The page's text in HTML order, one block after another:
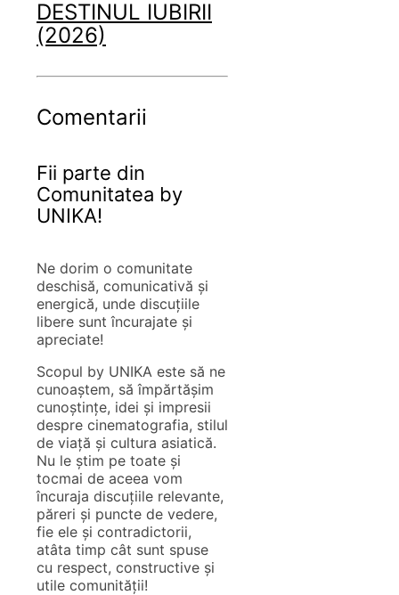
DESTINUL IUBIRII
(2026)
Comentarii
Fii parte din
Comunitatea by
UNIKA!
Ne dorim o comunitate
deschisă, comunicativă și
energică, unde discuțiile
libere sunt încurajate și
apreciate!
Scopul by UNIKA este să ne
cunoaștem, să împărtășim
cunoștințe, idei și impresii
despre cinematografia, stilul
de viață și cultura asiatică.
Nu le știm pe toate și
tocmai de aceea vom
încuraja discuțiile relevante,
păreri și puncte de vedere,
fie ele și contradictorii,
atâta timp cât sunt spuse
cu respect, constructive și
utile comunității!